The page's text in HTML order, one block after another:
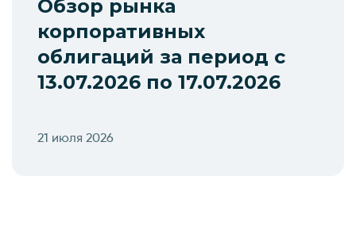
Обзор рынка
корпоративных
облигаций за период с
13.07.2026 по 17.07.2026
21 июля 2026